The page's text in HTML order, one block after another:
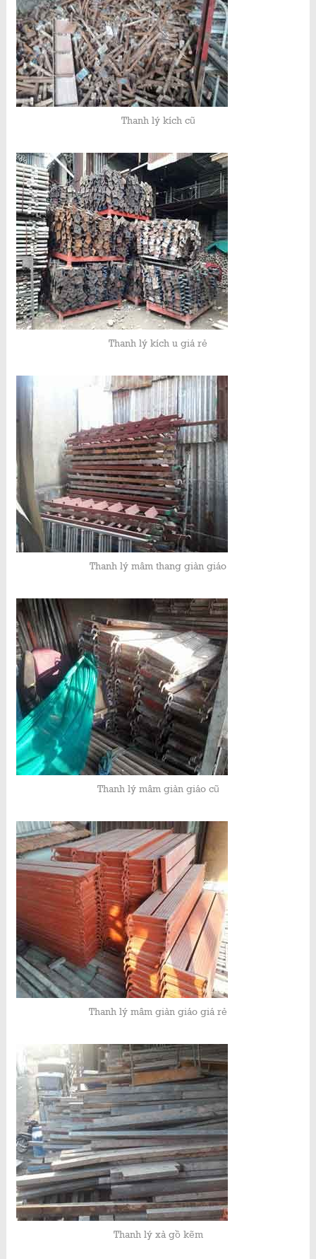
Thanh lý kích cũ
Thanh lý kích u giá rẻ
Thanh lý mâm thang giàn giáo
Thanh lý mâm giàn giáo cũ
Thanh lý mâm giàn giáo giá rẻ
Thanh lý xà gồ kẽm